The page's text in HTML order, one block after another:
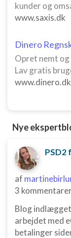
kunder og
www.saxis.dk
Dinero
Opret nemt
Lav gratis
www.dinero.dk
Nye
af
3
Blog indlægget
arbejdet med
betalinger